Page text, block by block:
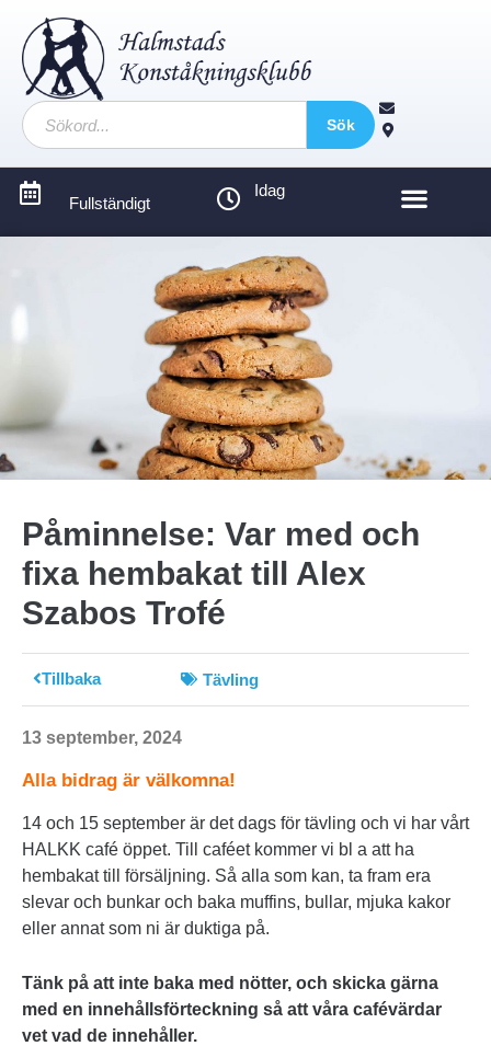
Sök
Fullständigt
Idag
Påminnelse: Var med och
fixa hembakat till Alex
Szabos Trofé
Tillbaka Tävling
13 september, 2024
Alla bidrag är välkomna!
14 och 15 september är det dags för tävling och vi har vårt
HALKK café öppet. Till caféet kommer vi bl a att ha
hembakat till försäljning. Så alla som kan, ta fram era
slevar och bunkar och baka muffins, bullar, mjuka kakor
eller annat som ni är duktiga på.
Tänk på att inte baka med nötter, och skicka gärna
med en innehållsförteckning så att våra cafévärdar
vet vad de innehåller.